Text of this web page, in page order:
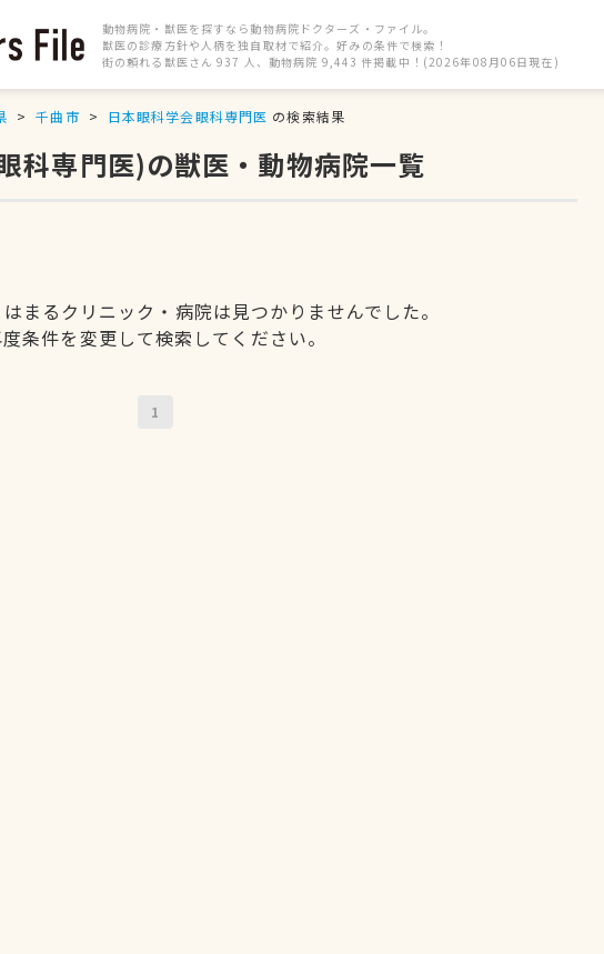
動物病院・獣医を探すなら動物病院ドクターズ・ファイル。
獣医の診療方針や人柄を独自取材で紹介。好みの条件で検索！
街の頼れる獣医さん 937 人、動物病院 9,443 件掲載中！(2026年08月06日現在)
千曲市 日本眼科学会眼科専門医 の検索結果
科専門医)の獣医・動物病院一覧
まるクリニック・病院は見つかりませんでした。
条件を変更して検索してください。
1